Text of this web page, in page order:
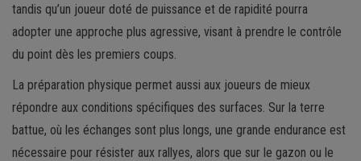
tandis qu’un joueur doté de puissance et de rapidité pourra
adopter une approche plus agressive, visant à prendre le contrôle
du point dès les premiers coups.
La préparation physique permet aussi aux joueurs de mieux
répondre aux conditions spécifiques des surfaces. Sur la terre
battue, où les échanges sont plus longs, une grande endurance est
nécessaire pour résister aux rallyes, alors que sur le gazon ou le